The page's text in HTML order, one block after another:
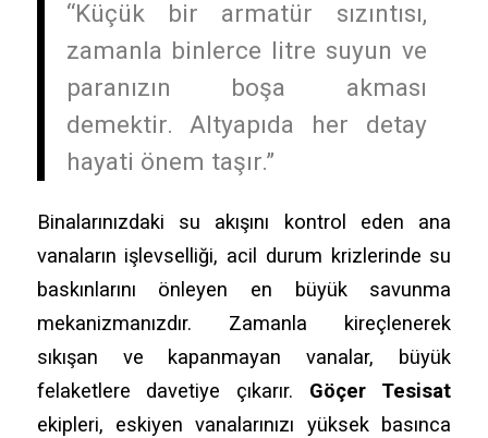
“Küçük bir armatür sızıntısı,
zamanla binlerce litre suyun ve
paranızın boşa akması
demektir. Altyapıda her detay
hayati önem taşır.”
Binalarınızdaki su akışını kontrol eden ana
vanaların işlevselliği, acil durum krizlerinde su
baskınlarını önleyen en büyük savunma
mekanizmanızdır. Zamanla kireçlenerek
sıkışan ve kapanmayan vanalar, büyük
felaketlere davetiye çıkarır. Göçer Tesisat
ekipleri, eskiyen vanalarınızı yüksek basınca